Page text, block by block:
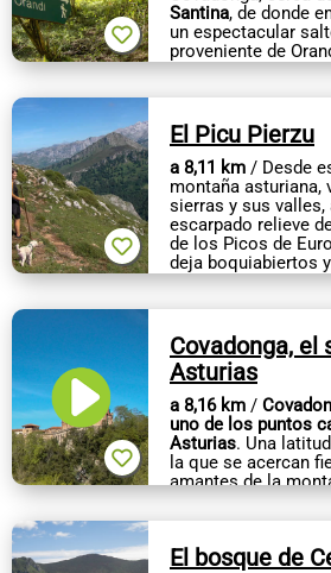
Santina, de donde
un espectacular
proveniente de
espectacular...
El Picu Pierzu
a 8,11 km / Desde
montaña asturiana,
sierras y sus valles,
escarpado relieve
de los Picos de
deja boquiabiertos
Covadonga, el
Asturias
a 8,16 km /
uno de los puntos
Asturias. Una
la que se acercan
amantes de la
El bosque de